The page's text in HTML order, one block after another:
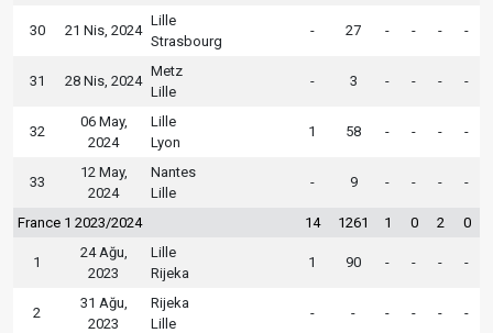
30 21 Nis, 2024
Lille
Strasbourg
- 27 - - - -
31 28 Nis, 2024
Metz
Lille
- 3 - - - -
32
06 May,
2024
Lille
Lyon
1 58 - - - -
33
12 May,
2024
Nantes
Lille
- 9 - - - -
France 1 2023/2024 14 1261 1 0 2 0
1
24 Ağu,
2023
Lille
Rijeka
1 90 - - - -
2
31 Ağu,
2023
Rijeka
Lille
- - - - - -